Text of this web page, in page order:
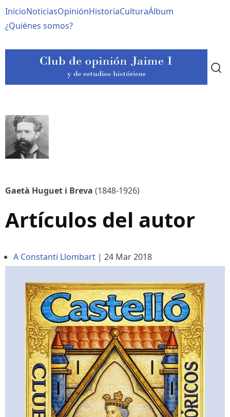
al
contenido
Navegación
principal
InicioNoticiasOpiniónHistoriaCulturaÁlbum
¿Quiénes somos?
Gaetà Huguet i Breva (1848-1926)
Artículos del autor
A Constanti Llombart | 24 Mar 2018